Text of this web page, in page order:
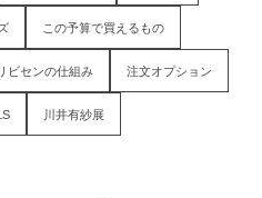
この予算で買えるもの
ビセンの仕組み 注文オプション
川井有紗展